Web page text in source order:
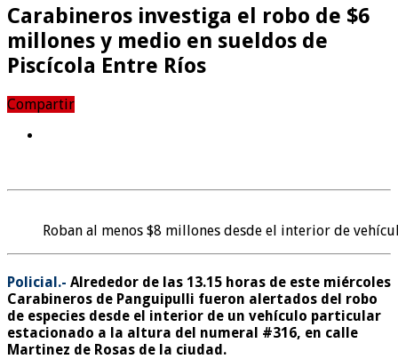
Carabineros investiga el robo de $6
millones y medio en sueldos de
Piscícola Entre Ríos
Compartir
Roban al menos $8 millones desde el interior de
Policial.- Alrededor de las 13.15 horas de este miércoles
Carabineros de Panguipulli fueron alertados del robo
de especies desde el interior de un vehículo particular
estacionado a la altura del numeral #316, en calle
Martinez de Rosas de la ciudad.